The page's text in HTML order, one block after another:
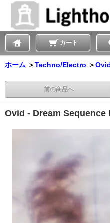
カート
ホーム ＞Techno/Electro ＞
前の商品へ
Ovid - Dream Sequence